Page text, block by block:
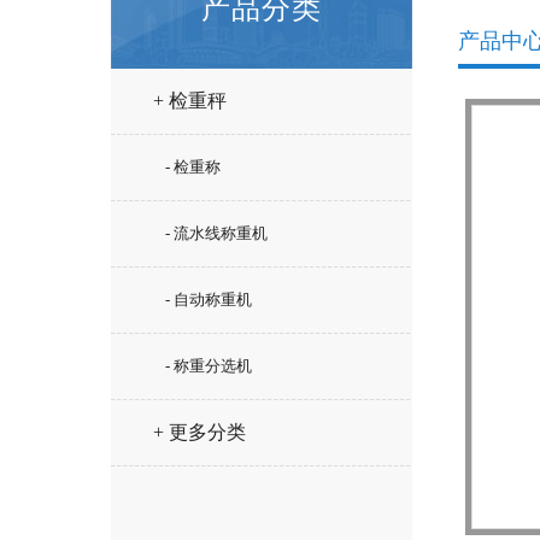
产品分类
+ 检重秤
- 检重称
- 流水线称重机
- 自动称重机
- 称重分选机
+ 更多分类
产品中